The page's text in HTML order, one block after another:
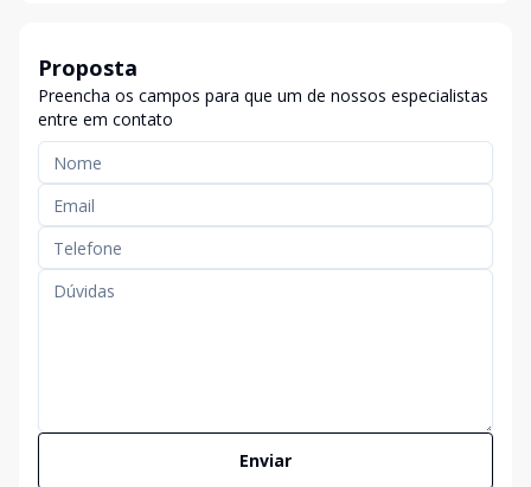
Proposta
Preencha os campos para que um de nossos especialistas
entre em contato
Enviar